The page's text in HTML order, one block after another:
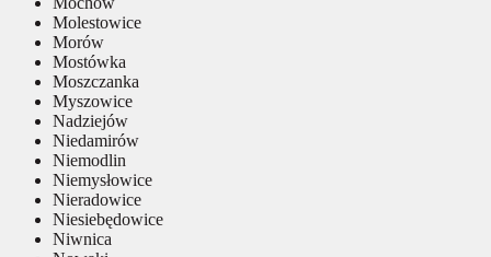
Molestowice
Morów
Mostówka
Moszczanka
Myszowice
Nadziejów
Niedamirów
Niemodlin
Niemysłowice
Nieradowice
Niesiebędowice
Niwnica